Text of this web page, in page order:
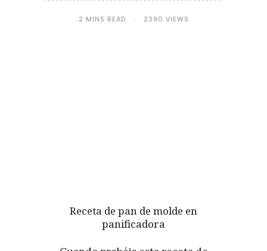
2 MINS READ 2390 VIEWS
Receta de pan de molde en
panificadora